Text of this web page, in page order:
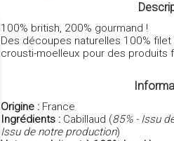
100% british, 200% gourmand !
Des découpes naturelles 100%
crousti-moelleux pour des produits
Origine : France
Ingrédients : Cabillaud (85% - Issu
Issu de notre production)